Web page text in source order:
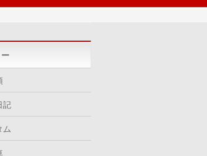
記
ム